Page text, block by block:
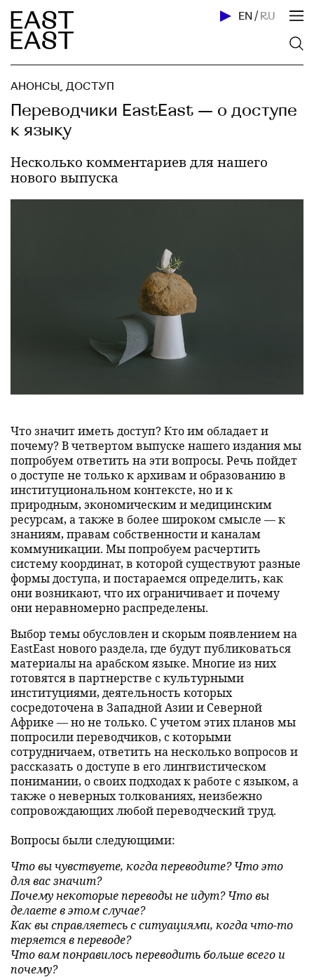
EN / RU
АНОНСЫ, ДОСТУП
Переводчики EastEast — о доступе
к языку
Несколько комментариев для нашего
нового выпуска
Что значит иметь доступ? Кто им обладает и
почему? В четвертом выпуске нашего издания мы
попробуем ответить на эти вопросы. Речь пойдет
о доступе не только к архивам и образованию в
институциональном контексте, но и к
природным, экономическим и медицинским
ресурсам, а также в более широком смысле — к
знаниям, правам собственности и каналам
коммуникации. Мы попробуем расчертить
систему координат, в которой существуют разные
формы доступа, и постараемся определить, как
они возникают, что их ограничивает и почему
они неравномерно распределены.
Выбор темы обусловлен и скорым появлением на
EastEast нового раздела, где будут публиковаться
материалы на арабском языке. Многие из них
готовятся в партнерстве с культурными
институциями, деятельность которых
сосредоточена в Западной Азии и Северной
Африке — но не только. С учетом этих планов мы
попросили переводчиков, с которыми
сотрудничаем, ответить на несколько вопросов и
рассказать о доступе в его лингвистическом
понимании, о своих подходах к работе с языком, а
также о неверных толкованиях, неизбежно
сопровождающих любой переводческий труд.
Вопросы были следующими:
Что вы чувствуете, когда переводите? Что это
для вас значит?
Почему некоторые переводы не идут? Что вы
делаете в этом случае?
Как вы справляетесь с ситуациями, когда что-то
теряется в переводе?
Что вам понравилось переводить больше всего и
почему?